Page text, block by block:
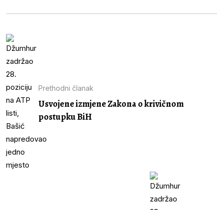
Prethodni članak
Usvojene izmjene Zakona o krivičnom
postupku BiH